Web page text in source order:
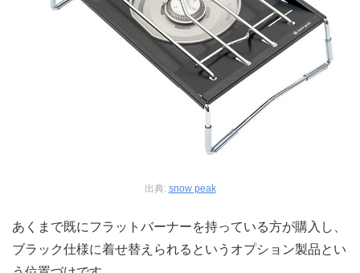
出典: snow peak
あくまで既にフラットバーナーを持っている方が購入し、
ブラック仕様に着せ替えられるというオプション製品とい